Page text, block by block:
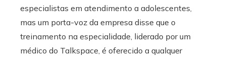
especialistas em atendimento a adolescentes,
mas um porta-voz da empresa disse que o
treinamento na especialidade, liderado por um
médico do Talkspace, é oferecido a qualquer